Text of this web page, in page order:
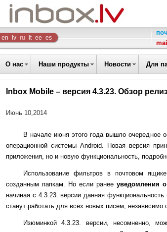
Inbox
Company
en lv ru lt ee es
О нас Наши продукты Новости Для
Inbox Mobile – версия 4.3.23. Обзор
Июнь 10,2014
В начале июня этого года вышло очередное
операционной системы Android. Новая версия
приложения, но и новую функциональность,
Использование фильтров в почтовом
созданным папкам. Но если ранее уведомления
начиная с 4.3.23. версии данная
станут работать для всех новых писем,
Изюминкой 4.3.23. версии, несомненно,